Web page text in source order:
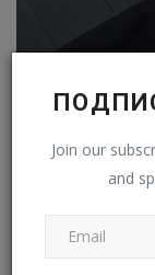
Join our
and